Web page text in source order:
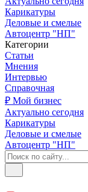
Карикатуры
Деловые и смелые
Автоцентр "НП"
Категории
Статьи
Мнения
Интервью
Справочная
₽ Мой бизнес
Актуально сегодня
Карикатуры
Деловые и смелые
Автоцентр "НП"